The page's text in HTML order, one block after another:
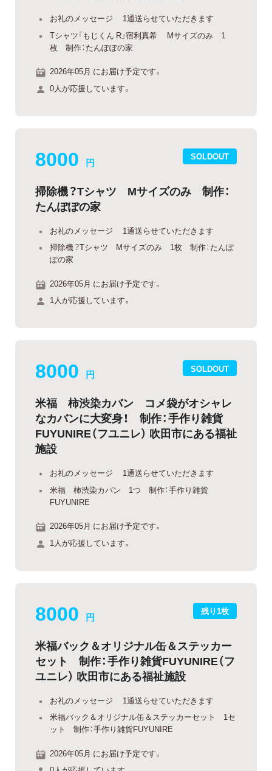
お礼のメッセージ 1通送らせていただきます
Tシャツ「もじくん R」宿利真希 Mサイズのみ 1
枚 制作：たんぽぽの家
2026年05月 にお届け予定です。
0人が応援しています。
SOLDOUT
8000 円
掃除機？Tシャツ Mサイズのみ 制作：
たんぽぽの家
お礼のメッセージ 1通送らせていただきます
掃除機？Tシャツ Mサイズのみ 1枚 制作：たんぽ
ぽの家
2026年05月 にお届け予定です。
1人が応援しています。
SOLDOUT
8000 円
米福 柿渋染カバン コメ袋がオシャレ
なカバンに大変身！ 制作：手作り雑貨
FUYUNIRE（フユニレ） 吹田市にある福祉
施設
お礼のメッセージ 1通送らせていただきます
米福 柿渋染カバン 1つ 制作：手作り雑貨
FUYUNIRE
2026年05月 にお届け予定です。
1人が応援しています。
残り1枚
8000 円
米福バック＆オリジナル缶＆ステッカー
セット 制作：手作り雑貨FUYUNIRE（フ
ユニレ） 吹田市にある福祉施設
お礼のメッセージ 1通送らせていただきます
米福バック＆オリジナル缶＆ステッカーセット 1セ
ット 制作：手作り雑貨FUYUNIRE
2026年05月 にお届け予定です。